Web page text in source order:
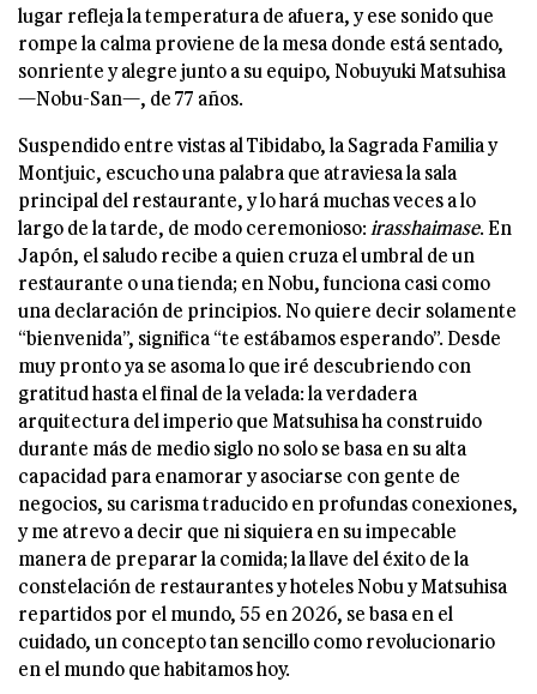
lugar refleja la temperatura de afuera, y ese sonido que
rompe la calma proviene de la mesa donde está sentado,
sonriente y alegre junto a su equipo, Nobuyuki Matsuhisa
—Nobu-San—, de 77 años.
Suspendido entre vistas al Tibidabo, la Sagrada Familia y
Montjuic, escucho una palabra que atraviesa la sala
principal del restaurante, y lo hará muchas veces a lo
largo de la tarde, de modo ceremonioso: irasshaimase. En
Japón, el saludo recibe a quien cruza el umbral de un
restaurante o una tienda; en Nobu, funciona casi como
una declaración de principios. No quiere decir solamente
“bienvenida”, significa “te estábamos esperando”. Desde
muy pronto ya se asoma lo que iré descubriendo con
gratitud hasta el final de la velada: la verdadera
arquitectura del imperio que Matsuhisa ha construido
durante más de medio siglo no solo se basa en su alta
capacidad para enamorar y asociarse con gente de
negocios, su carisma traducido en profundas conexiones,
y me atrevo a decir que ni siquiera en su impecable
manera de preparar la comida; la llave del éxito de la
constelación de restaurantes y hoteles Nobu y Matsuhisa
repartidos por el mundo, 55 en 2026, se basa en el
cuidado, un concepto tan sencillo como revolucionario
en el mundo que habitamos hoy.